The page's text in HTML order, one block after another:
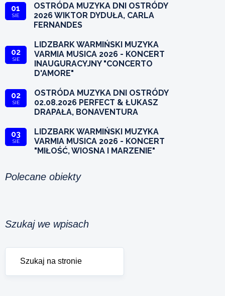
01
SIE
OSTRÓDA MUZYKA DNI OSTRÓDY
2026 WIKTOR DYDUŁA, CARLA
FERNANDES
02
SIE
LIDZBARK WARMIŃSKI MUZYKA
VARMIA MUSICA 2026 - KONCERT
INAUGURACYJNY "CONCERTO
D'AMORE"
02
SIE
OSTRÓDA MUZYKA DNI OSTRÓDY
02.08.2026 PERFECT & ŁUKASZ
DRAPAŁA, BONAVENTURA
03
SIE
LIDZBARK WARMIŃSKI MUZYKA
VARMIA MUSICA 2026 - KONCERT
"MIŁOŚĆ, WIOSNA I MARZENIE"
Polecane obiekty
Szukaj we wpisach